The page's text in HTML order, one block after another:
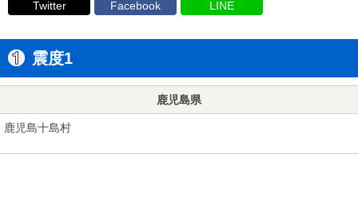
Twitter Facebook LINE
震度1
鹿児島県
鹿児島十島村